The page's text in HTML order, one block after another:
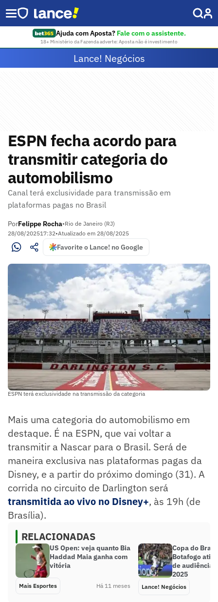
Ajuda com Aposta? Fale com o assistente.
18+ Ministério da Fazenda adverte: Aposta não é investimento
Lance! Negócios
ESPN fecha acordo para
transmitir categoria do
automobilismo
Canal terá exclusividade para transmissão em
plataformas pagas no Brasil
PorFelippe Rocha•Rio de Janeiro (RJ)
28/08/202517:32•Atualizado em 28/08/2025
Favorite o Lance! no Google
ESPN terá exclusividade na transmissão da categoria
Mais uma categoria do automobilismo em
destaque. É na ESPN, que vai voltar a
transmitir a Nascar para o Brasil. Será de
maneira exclusiva nas plataformas pagas da
Disney, e a partir do próximo domingo (31). A
corrida no circuito de Darlington será
transmitida ao vivo no Disney+, às 19h (de
Brasília).
RELACIONADAS
US Open: veja quanto Bia
Haddad Maia ganha com
vitória
Mais Esportes Há 11 meses
Copa do
Botafogo
de audiência
2025
Lance! Negócios